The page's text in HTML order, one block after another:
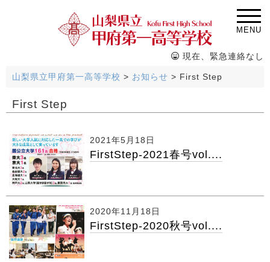
MENU
現在、緊急連絡なし
山梨県立甲府第一高等学校 > お知らせ > First Step
First Step
2021年5月18日
FirstStep-2021春号vol....
2020年11月18日
FirstStep-2020秋号vol....